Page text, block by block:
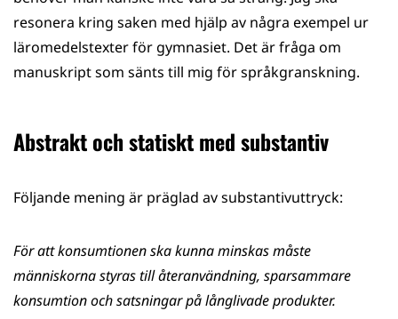
resonera kring saken med hjälp av några exempel ur
läromedelstexter för gymnasiet. Det är fråga om
manuskript som sänts till mig för språkgranskning.
Abstrakt och statiskt med substantiv
Följande mening är präglad av substantivuttryck:
För att konsumtionen ska kunna minskas måste
människorna styras till återanvändning, sparsammare
konsumtion och satsningar på långlivade produkter.